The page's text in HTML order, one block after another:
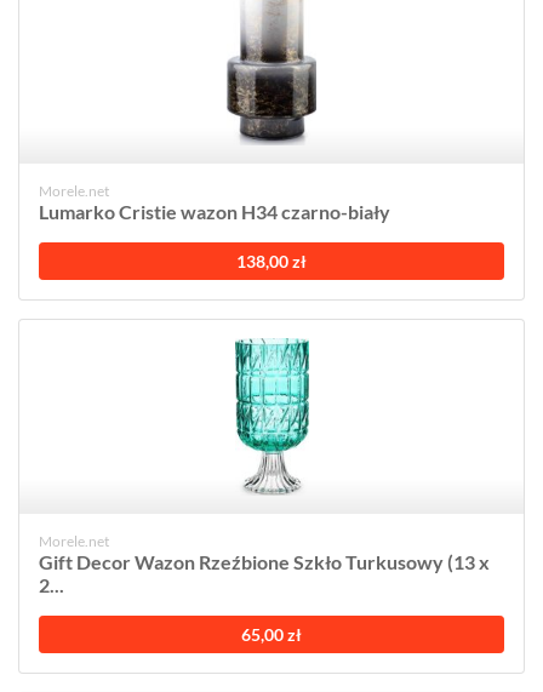
Morele.net
Lumarko Cristie wazon H34 czarno-biały
138,00 zł
Morele.net
Gift Decor Wazon Rzeźbione Szkło Turkusowy (13 x
2...
65,00 zł